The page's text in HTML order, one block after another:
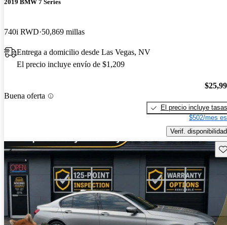
2019 BMW 7 Series
740i RWD 50,869 millas
Entrega a domicilio desde Las Vegas, NV
El precio incluye envío de $1,209
Buena oferta
El precio incluye tasas
$502/mes
Verif. disponibilidad